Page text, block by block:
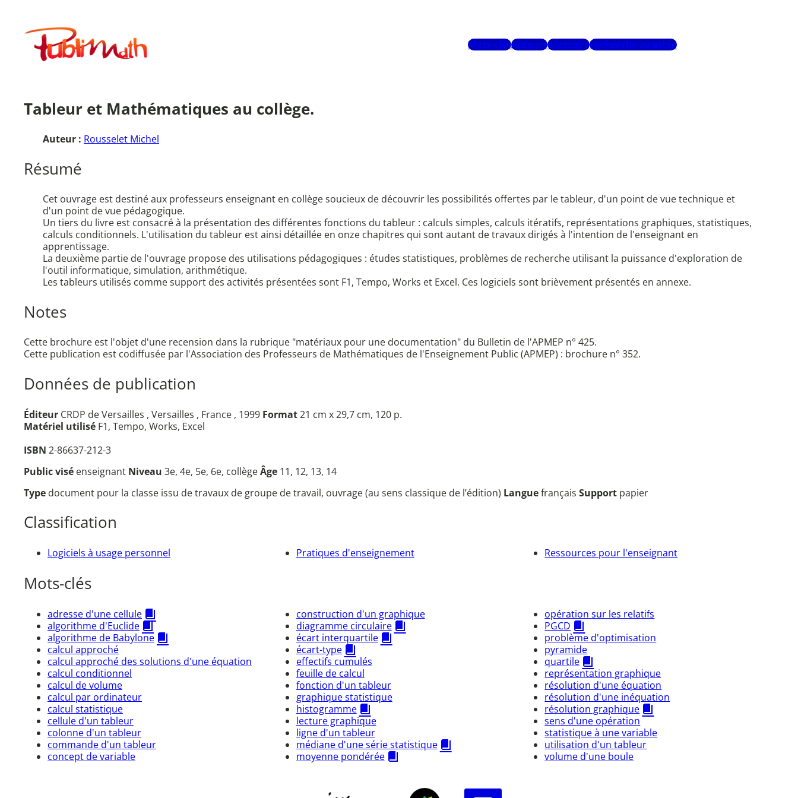
contenuPublimath
Mots-clésAuteursGlossaireRecherche avancée
Tableur et Mathématiques au collège.
Auteur : Rousselet Michel
Résumé
Cet ouvrage est destiné aux professeurs enseignant en collège soucieux de découvrir les possibilités offertes par le tableur, d'un point de vue technique et
d'un point de vue pédagogique.
Un tiers du livre est consacré à la présentation des différentes fonctions du tableur : calculs simples, calculs itératifs, représentations graphiques, statistiques,
calculs conditionnels. L'utilisation du tableur est ainsi détaillée en onze chapitres qui sont autant de travaux dirigés à l'intention de l'enseignant en
apprentissage.
La deuxième partie de l'ouvrage propose des utilisations pédagogiques : études statistiques, problèmes de recherche utilisant la puissance d'exploration de
l'outil informatique, simulation, arithmétique.
Les tableurs utilisés comme support des activités présentées sont F1, Tempo, Works et Excel. Ces logiciels sont brièvement présentés en annexe.
Notes
Cette brochure est l'objet d'une recension dans la rubrique "matériaux pour une documentation" du Bulletin de l'APMEP n° 425.
Cette publication est codiffusée par l'Association des Professeurs de Mathématiques de l'Enseignement Public (APMEP) : brochure n° 352.
Données de publication
Éditeur CRDP de Versailles , Versailles , France , 1999 Format21 cm x 29,7 cm, 120 p.
Matériel utilisé F1, Tempo, Works, Excel
ISBN 2-86637-212-3
Public visé enseignant Niveau 3e, 4e, 5e, 6e, collègeÂge 11, 12, 13, 14
Type document pour la classe issu de travaux de groupe de travail, ouvrage (au sens classique de l’édition) Languefrançais Support papier
Classification
Logiciels à usage personnel Pratiques d'enseignement Ressources pour l'enseignant
Mots-clés
adresse d'une cellule
algorithme d'Euclide
algorithme de Babylone
calcul approché
calcul approché des solutions d'une équation
calcul conditionnel
calcul de volume
calcul par ordinateur
calcul statistique
cellule d'un tableur
colonne d'un tableur
commande d'un tableur
concept de variable
construction d'un graphique
diagramme circulaire
écart interquartile
écart-type
effectifs cumulés
feuille de calcul
fonction d'un tableur
graphique statistique
histogramme
lecture graphique
ligne d'un tableur
médiane d'une série statistique
moyenne pondérée
opération sur les relatifs
PGCD
problème d'optimisation
pyramide
quartile
représentation graphique
résolution d'une équation
résolution d'une inéquation
résolution graphique
sens d'une opération
statistique à une variable
utilisation d'un tableur
volume d'une boule